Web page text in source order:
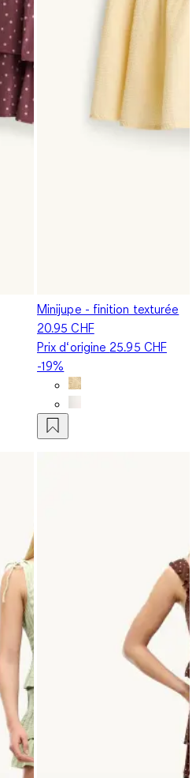
Minijupe - finition texturée
20.95 CHF
Prix d‘origine 25.95 CHF
-19%